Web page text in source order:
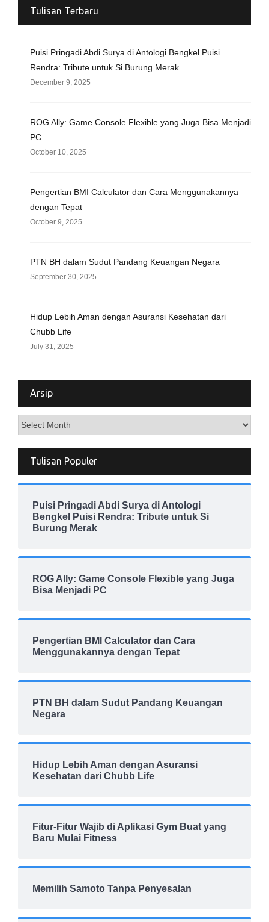
Tulisan Terbaru
Puisi Pringadi Abdi Surya di Antologi Bengkel Puisi
Rendra: Tribute untuk Si Burung Merak
December 9, 2025
ROG Ally: Game Console Flexible yang Juga Bisa Menjadi
PC
October 10, 2025
Pengertian BMI Calculator dan Cara Menggunakannya
dengan Tepat
October 9, 2025
PTN BH dalam Sudut Pandang Keuangan Negara
September 30, 2025
Hidup Lebih Aman dengan Asuransi Kesehatan dari
Chubb Life
July 31, 2025
Arsip
Arsip
Tulisan Populer
Puisi Pringadi Abdi Surya di Antologi
Bengkel Puisi Rendra: Tribute untuk Si
Burung Merak
ROG Ally: Game Console Flexible yang Juga
Bisa Menjadi PC
Pengertian BMI Calculator dan Cara
Menggunakannya dengan Tepat
PTN BH dalam Sudut Pandang Keuangan
Negara
Hidup Lebih Aman dengan Asuransi
Kesehatan dari Chubb Life
Fitur-Fitur Wajib di Aplikasi Gym Buat yang
Baru Mulai Fitness
Memilih Samoto Tanpa Penyesalan